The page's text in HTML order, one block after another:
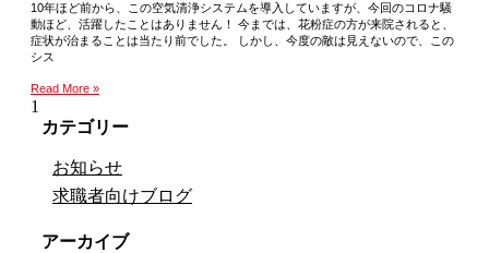
10年ほど前から、この空気清浄システムを導入していますが、今回のコロナ騒
動ほど、活躍したことはありません！ 今までは、花粉症の方が来院されると、
症状が治まることは当たり前でした。 しかし、今度の敵は見えないので、この
シス
Read More »
カテゴリー
お知らせ
求職者向けブログ
アーカイブ